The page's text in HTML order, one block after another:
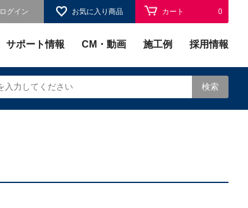
ログイン お気に入り商品 カート 0
サポート情報 CM・動画 施工例 採用情報
検索